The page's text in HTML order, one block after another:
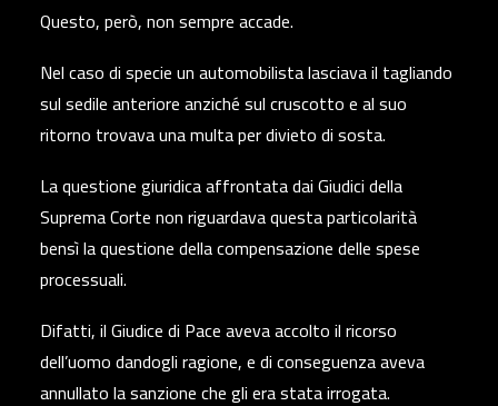
Questo, però, non sempre accade.
Nel caso di specie un automobilista lasciava il tagliando
sul sedile anteriore anziché sul cruscotto e al suo
ritorno trovava una multa per divieto di sosta.
La questione giuridica affrontata dai Giudici della
Suprema Corte non riguardava questa particolarità
bensì la questione della compensazione delle spese
processuali.
Difatti, il Giudice di Pace aveva accolto il ricorso
dell’uomo dandogli ragione, e di conseguenza aveva
annullato la sanzione che gli era stata irrogata.